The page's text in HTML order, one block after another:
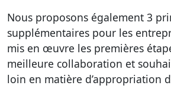
Nous proposons également 3
supplémentaires pour les
mis en œuvre les premières
meilleure collaboration et
loin en matière d’appropriation